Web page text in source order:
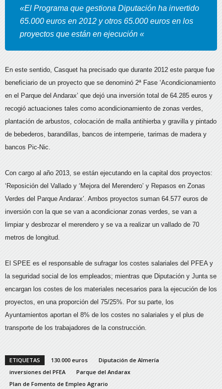
«El Programa que gestiona Diputación ha invertido
65.000 euros en 2012 y otros 65.000 euros en los
proyectos que están en ejecución «
En este sentido, Casquet ha precisado que durante 2012 este parque fue
beneficiario de un proyecto que se denominó 2ª Fase ‘Acondicionamiento
en el Parque del Andarax’ que dejó una inversión total de 64.285 euros y
recogió actuaciones tales como acondicionamiento de zonas verdes,
plantación de arbustos, colocación de malla antihierba y gravilla y pintado
de bebederos, barandillas, bancos de intemperie, tarimas de madera y
bancos Pic-Nic.
Con cargo al año 2013, se están ejecutando en la capital dos proyectos:
‘Reposición del Vallado y ‘Mejora del Merendero’ y Repasos en Zonas
Verdes del Parque Andarax’. Ambos proyectos suman 64.577 euros de
inversión con la que se van a acondicionar zonas verdes, se van a
limpiar y desbrozar el merendero y se va a realizar un vallado de 70
metros de longitud.
El SPEE es el responsable de sufragar los costes salariales del PFEA y
la seguridad social de los empleados; mientras que Diputación y Junta se
encargan los costes de los materiales necesarios para la ejecución de los
proyectos, en una proporción del 75/25%. Por su parte, los
Ayuntamientos aportan el 8% de los costes no salariales y el plus de
transporte de los trabajadores de la construcción.
ETIQUETAS 130.000 euros
Diputación de Almería
inversiones del PFEA
Parque del Andarax
Plan de Fomento de Empleo Agrario